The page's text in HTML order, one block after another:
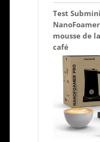
Test
mousse de
café